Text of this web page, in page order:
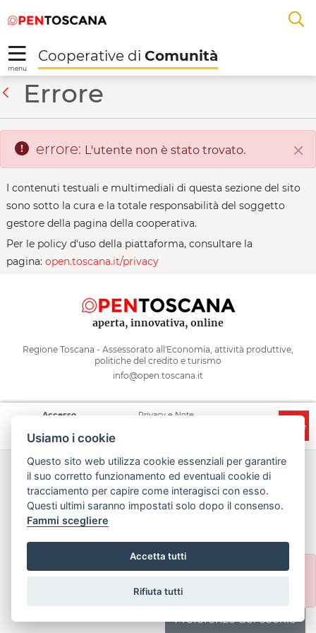
Skip to Main Content
alal
menu
Cooperative di Comunità
I cinque archi -
Errore
errore: L'utente non è stato trovato.
I contenuti testuali e multimediali di questa sezione del sito
sono sotto la cura e la totale responsabilità del soggetto
gestore della pagina della cooperativa.
Per le policy d'uso della piattaforma, consultare la
pagina: open.toscana.it/privacy
aperta, innovativa, online
Regione Toscana - Assessorato all'Economia, attività produttive,
politiche del credito e turismo
info@open.toscana.it
Accesso
Privacy e Note
Usiamo i cookie
Questo sito web utilizza cookie essenziali per garantire
il suo corretto funzionamento ed eventuali cookie di
tracciamento per capire come interagisci con esso.
Questi ultimi saranno impostati solo dopo il consenso.
Fammi scegliere
Accetta tutti
Rifiuta tutti
errore: La tua richiesta non è andata a